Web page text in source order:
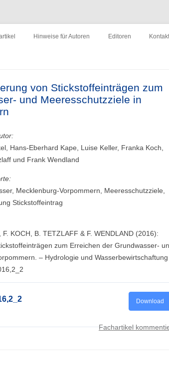
Inhalt
Hinweise für Autoren Editoren
von Stickstoffeinträgen zum
und Meeresschutzziele in
Hans-Eberhard Kape, Luise Keller, Franka Koch,
und Frank Wendland
Mecklenburg-Vorpommern, Meeresschutzziele,
Stickstoffeintrag
KOCH, B. TETZLAFF & F. WENDLAND (2016):
zum Erreichen der Grundwasser-
– Hydrologie und
Download
Fachartikel